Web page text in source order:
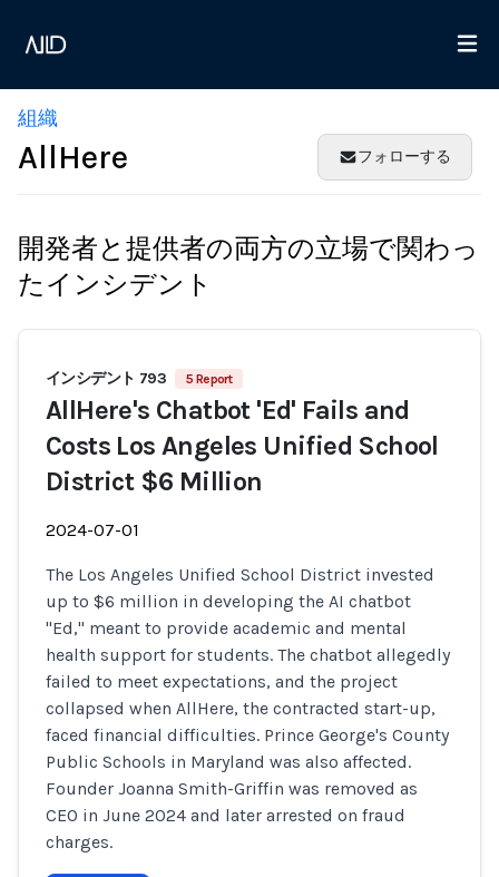
組織
AllHere フォローする
開発者と提供者の両方の立場で関わっ
たインシデント
インシデント 793 5 Report
AllHere's Chatbot 'Ed' Fails and
Costs Los Angeles Unified School
District $6 Million
2024-07-01
The Los Angeles Unified School District invested
up to $6 million in developing the AI chatbot
"Ed," meant to provide academic and mental
health support for students. The chatbot allegedly
failed to meet expectations, and the project
collapsed when AllHere, the contracted start-up,
faced financial difficulties. Prince George's County
Public Schools in Maryland was also affected.
Founder Joanna Smith-Griffin was removed as
CEO in June 2024 and later arrested on fraud
charges.